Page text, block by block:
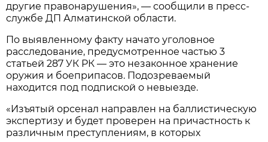
другие правонарушения», — сообщили в пресс-
службе ДП Алматинской области.
По выявленному факту начато уголовное
расследование, предусмотренное частью 3
статьей 287 УК РК — это незаконное хранение
оружия и боеприпасов. Подозреваемый
находится под подпиской о невыезде.
«Изъятый орсенал направлен на баллистическую
экспертизу и будет проверен на причастность к
различным преступлениям, в которых